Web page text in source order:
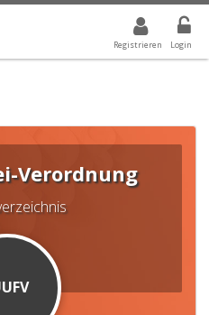
Registrieren Login
WERT IST ALLE
Verordnung